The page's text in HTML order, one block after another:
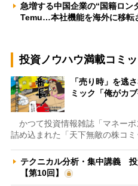
急増する中国企業の“国籍ロ
Temu…本社機能を海外に移
投資ノウハウ満載コミ
「売り時」を逃
ミック「俺がカ
かつて投資情報雑誌「マネー
詰め込まれた「天下無敵の株コミ
テクニカル分析・集中講義 投
【第10回】